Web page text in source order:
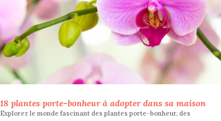
18 plantes porte-bonheur à adopter dans sa maison
Explorez le monde fascinant des plantes porte-bonheur, des